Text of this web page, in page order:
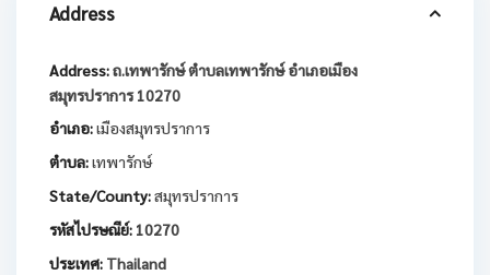
Address
Address:ถ.เทพารักษ์ ตำบลเทพารักษ์ อำเภอเมือง
สมุทรปราการ 10270
อำเภอ:เมืองสมุทรปราการ
ตำบล:เทพารักษ์
State/County:สมุทรปราการ
รหัสไปรษณีย์: 10270
ประเทศ: Thailand